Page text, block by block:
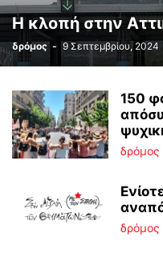
Η κλοπή στην
δρόμος - 9 Σεπτεμβρίου, 2024
150
δρόμος
δρόμος